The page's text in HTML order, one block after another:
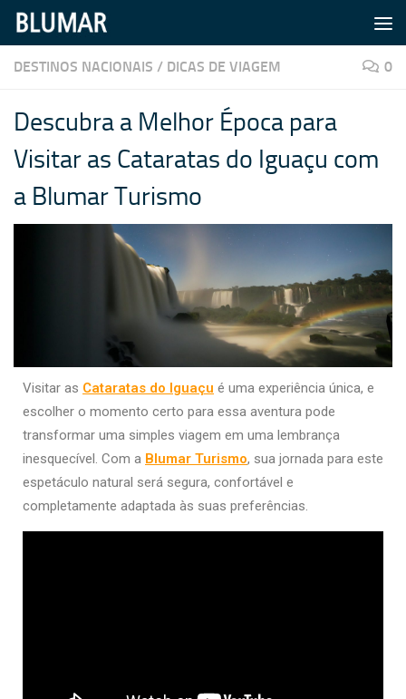
Skip to content
DESTINOS NACIONAIS / DICAS DE VIAGEM 0
Descubra a Melhor Época para
Visitar as Cataratas do Iguaçu com
a Blumar Turismo
Visitar as Cataratas do Iguaçu é uma experiência única, e
escolher o momento certo para essa aventura pode
transformar uma simples viagem em uma lembrança
inesquecível. Com a Blumar Turismo, sua jornada para este
espetáculo natural será segura, confortável e
completamente adaptada às suas preferências.